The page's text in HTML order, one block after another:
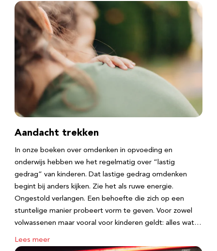
Aandacht trekken
In onze boeken over omdenken in opvoeding en
onderwijs hebben we het regelmatig over “lastig
gedrag” van kinderen. Dat lastige gedrag omdenken
begint bij anders kijken. Zie het als ruwe energie.
Ongestold verlangen. Een behoefte die zich op een
stuntelige manier probeert vorm te geven. Voor zowel
volwassenen maar vooral voor kinderen geldt: alles wat…
Lees meer